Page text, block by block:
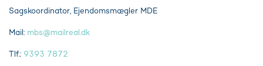
Sagskoordinator, Ejendomsmægler MDE
Mail: mbs@mailreal.dk
Tlf.: 9393 7872